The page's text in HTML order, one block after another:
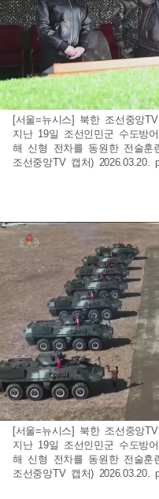
[서울=뉴시스] 북한 조선중앙
지난 19일 조선인민군 수도방
해 신형 전차를 동원한 전술훈
조선중앙TV 캡처) 2026.03.20.
[서울=뉴시스] 북한 조선중앙
지난 19일 조선인민군 수도방
해 신형 전차를 동원한 전술훈
조선중앙TV 캡처) 2026.03.20.